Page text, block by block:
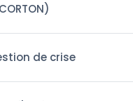
de crise